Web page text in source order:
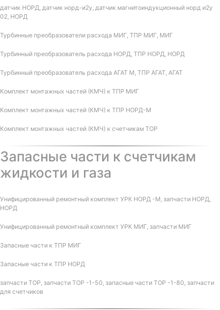
датчик НОРД, датчик норд-и2у, датчик магнитоиндукционный норд и2у
02, НОРД
Турбинные преобразователи расхода МИГ, ТПР МИГ, МИГ
Турбинный преобразователь расхода НОРД, ТПР НОРД, НОРД
Турбинный преобразователь расхода АГАТ М, ТПР АГАТ, АГАТ
Комплект монтажных частей (КМЧ) к ТПР МИГ
Комплект монтажных частей (КМЧ) к ТПР НОРД-М
Комплект монтажных частей (КМЧ) к счетчикам ТОР
Запасные части к счетчикам
жидкости и газа
Унифицированный ремонтный комплект УРК НОРД -М, запчасти НОРД,
НОРД
Унифицированный ремонтный комплект УРК МИГ, запчасти МИГ
Запасные части к ТПР МИГ
Запасные части к ТПР НОРД
запчасти ТОР, запчасти ТОР -1-50, запасные части ТОР -1-80, запчасти
для счетчиков